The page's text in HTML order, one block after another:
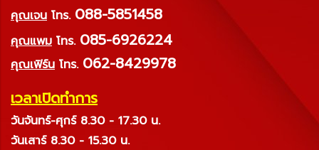
คุณเจน โทร. 088-5851458
คุณแพม โทร. 085-6926224
คุณเฟิร์น โทร. 062-8429978
เวลาเปิดทำการ
วันจันทร์-ศุกร์ 8.30 - 17.30 น.
วันเสาร์ 8.30 - 15.30 น.